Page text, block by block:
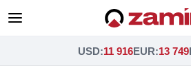
USD:11 916EUR:13 749